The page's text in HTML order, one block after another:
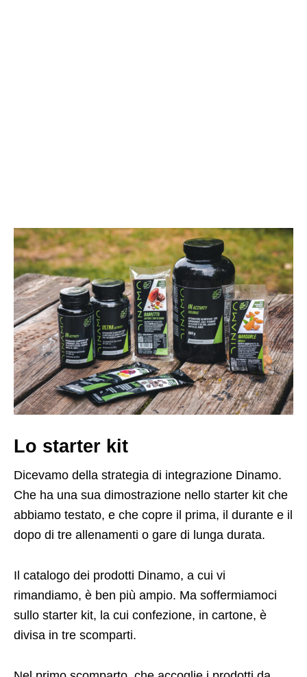
Lo starter kit
Dicevamo della strategia di integrazione Dinamo.
Che ha una sua dimostrazione nello starter kit che
abbiamo testato, e che copre il prima, il durante e il
dopo di tre allenamenti o gare di lunga durata.
Il catalogo dei prodotti Dinamo, a cui vi
rimandiamo, è ben più ampio. Ma soffermiamoci
sullo starter kit, la cui confezione, in cartone, è
divisa in tre scomparti.